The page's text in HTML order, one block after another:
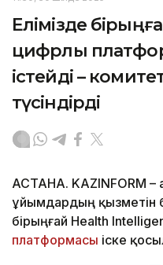
Елімізде
цифрлы
істейді –
түсіндірді
АСТАНА. KAZINFORM –
ұйымдардың қызметін
бірыңғай Health
платформасы іске